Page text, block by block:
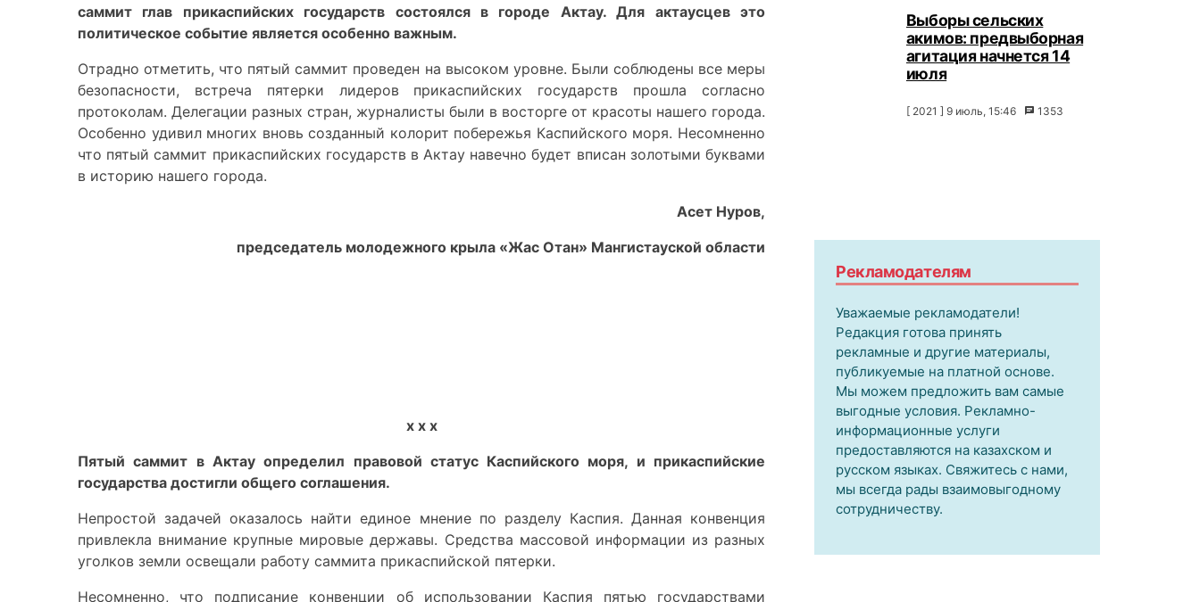
саммит глав прикаспийских государств состоялся в городе Актау. Для актаусцев это
политическое событие является особенно важным.
Отрадно отметить, что пятый саммит проведен на высоком уровне. Были соблюдены все меры
безопасности, встреча пятерки лидеров прикаспийских государств прошла согласно
протоколам. Делегации разных стран, журналисты были в восторге от красоты нашего города.
Особенно удивил многих вновь созданный колорит побережья Каспийского моря. Несомненно
что пятый саммит прикаспийских государств в Актау навечно будет вписан золотыми буквами
в историю нашего города.
Асет Нуров,
председатель молодежного крыла «Жас Отан» Мангистауской области
х х х
Пятый саммит в Актау определил правовой статус Каспийского моря, и прикаспийские
государства достигли общего соглашения.
Непростой задачей оказалось найти единое мнение по разделу Каспия. Данная конвенция
привлекла внимание крупные мировые державы. Средства массовой информации из разных
уголков земли освещали работу саммита прикаспийской пятерки.
Несомненно, что подписание конвенции об использовании Каспия пятью государствами
Выборы сельских
акимов: предвыборная
агитация начнется 14
июля
[ 2021 ] 9 июль, 15:46 1353
Рекламодателям
Уважаемые рекламодатели!
Редакция готова принять
рекламные и другие материалы,
публикуемые на платной основе.
Мы можем предложить вам самые
выгодные условия. Рекламно-
информационные услуги
предоставляются на казахском и
русском языках. Свяжитесь с нами,
мы всегда рады взаимовыгодному
сотрудничеству.